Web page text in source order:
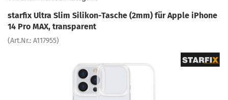
star­fix Ultra Slim Silikon-​Tasche (2mm) für Apple iPho­ne
14 Pro MAX, trans­pa­rent
(Art.Nr.: A117955)